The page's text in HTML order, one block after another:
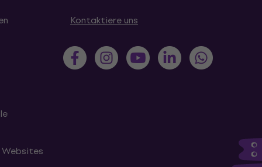
Kontaktiere uns